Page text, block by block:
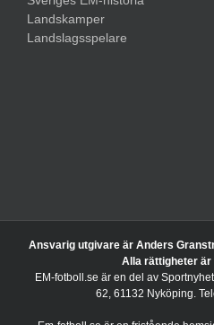
Landskamper
Landslagsspelare
Ansvarig utgivare är Anders
Alla rättigheter
EM-fotboll.se är en del av
62, 61132 Nyköping.